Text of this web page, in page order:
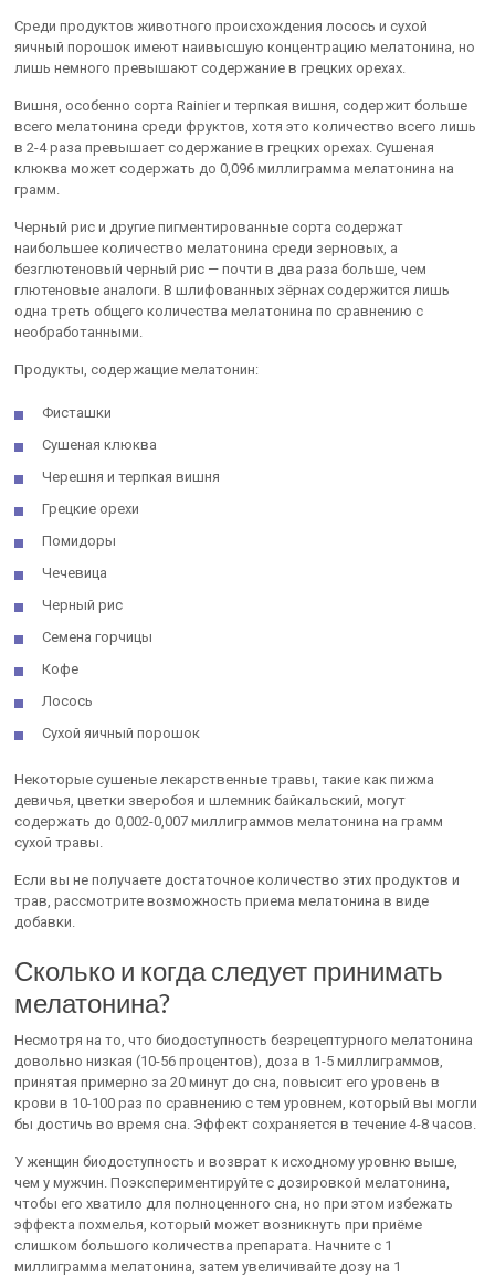
Среди продуктов животного происхождения лосось и сухой
яичный порошок имеют наивысшую концентрацию мелатонина, но
лишь немного превышают содержание в грецких орехах.
Вишня, особенно сорта Rainier и терпкая вишня, содержит больше
всего мелатонина среди фруктов, хотя это количество всего лишь
в 2-4 раза превышает содержание в грецких орехах. Сушеная
клюква может содержать до 0,096 миллиграмма мелатонина на
грамм.
Черный рис и другие пигментированные сорта содержат
наибольшее количество мелатонина среди зерновых, а
безглютеновый черный рис — почти в два раза больше, чем
глютеновые аналоги. В шлифованных зёрнах содержится лишь
одна треть общего количества мелатонина по сравнению с
необработанными.
Продукты, содержащие мелатонин:
Фисташки
Сушеная клюква
Черешня и терпкая вишня
Грецкие орехи
Помидоры
Чечевица
Черный рис
Семена горчицы
Кофе
Лосось
Сухой яичный порошок
Некоторые сушеные лекарственные травы, такие как пижма
девичья, цветки зверобоя и шлемник байкальский, могут
содержать до 0,002-0,007 миллиграммов мелатонина на грамм
сухой травы.
Если вы не получаете достаточное количество этих продуктов и
трав, рассмотрите возможность приема мелатонина в виде
добавки.
Сколько и когда следует принимать
мелатонина?
Несмотря на то, что биодоступность безрецептурного мелатонина
довольно низкая (10-56 процентов), доза в 1-5 миллиграммов,
принятая примерно за 20 минут до сна, повысит его уровень в
крови в 10-100 раз по сравнению с тем уровнем, который вы могли
бы достичь во время сна. Эффект сохраняется в течение 4-8 часов.
У женщин биодоступность и возврат к исходному уровню выше,
чем у мужчин. Поэкспериментируйте с дозировкой мелатонина,
чтобы его хватило для полноценного сна, но при этом избежать
эффекта похмелья, который может возникнуть при приёме
слишком большого количества препарата. Начните с 1
миллиграмма мелатонина, затем увеличивайте дозу на 1